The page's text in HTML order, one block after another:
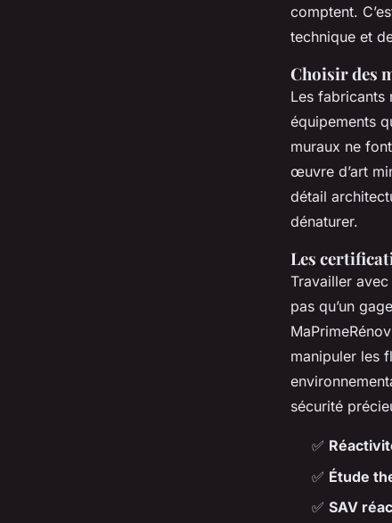
comptent.
technique et
Choisir des
Les fabricants
équipements
muraux ne
œuvre d’art
détail
dénaturer.
Les
Travailler
pas qu’un
manipuler les
sécurité
✅
✅ Étude
✅ SAV